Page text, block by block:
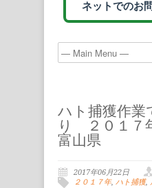
ネットでのお
ハト捕獲作業
り ２０１７
富山県
2017年06月22日
２０１７年, ハト捕獲,